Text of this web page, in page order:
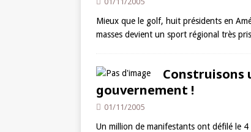
Mieux que le golf, huit présidents en
masses devient un sport régional très
Construisons
gouvernement !
01/11/2005
Un million de manifestants ont défilé le